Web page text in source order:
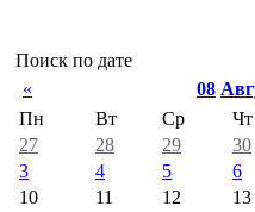
Поиск по дате
«
08
Пн
Вт Ср Чт
27
28 29 30
3
4 5 6
10
11 12 13